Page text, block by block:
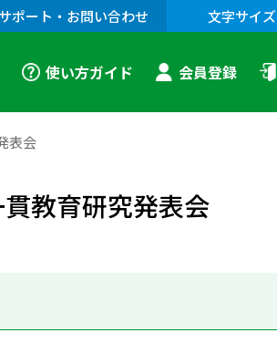
サポート・お問い合わせ 文字サイズ
使い方ガイド 会員登録
表会
教育研究発表会